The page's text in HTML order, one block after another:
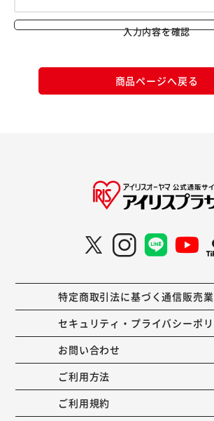
入力内容を確認
商品ページへ戻る
特定商取引法に基づく通信販売
セキュリティ・プライバシーポ
お問い合わせ
ご利用方法
ご利用規約